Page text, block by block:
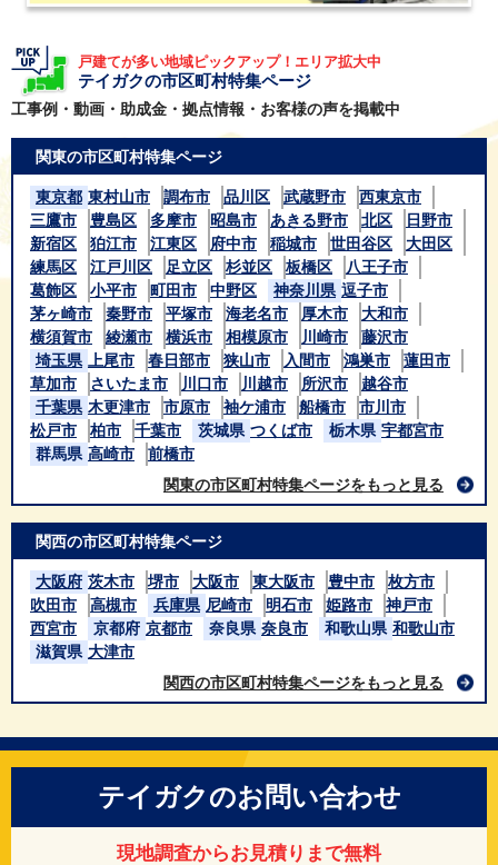
戸建てが多い地域ピックアップ！エリア拡大中
テイガクの市区町村特集ページ
工事例・動画・助成金・拠点情報・お客様の声を掲載中
関東の市区町村特集ページ
東京都 東村山市 調布市 品川区 武蔵野市
西東京市
三鷹市
豊島区 多摩市 昭島市 あきる野市 北区
日野市
新宿区
狛江市 江東区 府中市 稲城市 世田谷区
大田区
練馬区
江戸川区 足立区 杉並区 板橋区
八王子市
葛飾区
小平市 町田市 中野区 神奈川県 逗子市
茅ヶ崎市
秦野市 平塚市 海老名市 厚木市
大和市
横須賀市
綾瀬市 横浜市 相模原市 川崎市
藤沢市
埼玉県
上尾市 春日部市 狭山市 入間市 鴻巣市
蓮田市
草加市
さいたま市 川口市 川越市 所沢市
越谷市
千葉県 木更津市 市原市 袖ケ浦市 船橋市
市川市
松戸市
柏市 千葉市 茨城県 つくば市 栃木県 宇都宮市
群馬県 高崎市
前橋市
関東の市区町村特集ページをもっと見る
関西の市区町村特集ページ
大阪府 茨木市 堺市 大阪市 東大阪市 豊中市
枚方市
吹田市
高槻市 兵庫県 尼崎市 明石市 姫路市
神戸市
西宮市
京都府 京都市 奈良県 奈良市 和歌山県 和歌山市
滋賀県 大津市
関西の市区町村特集ページをもっと見る
テイガクのお問い合わせ
現地調査からお見積りまで無料